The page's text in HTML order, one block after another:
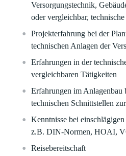
Versorgungstechnik,
oder vergleichbar,
Projekterfahrung bei der
technischen Anlagen der
Erfahrungen in der
vergleichbaren Tätigkeiten
Erfahrungen im Anlagenbau
technischen Schnittstellen
Kenntnisse bei
z.B. DIN-Normen, HOAI,
Reisebereitschaft